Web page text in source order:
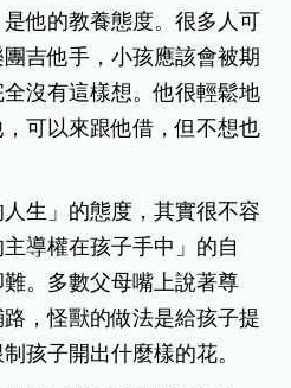
他的教養態度。很多人可
吉他手，小孩應該會被期
沒有這樣想。他很輕鬆地
可以來跟他借，但不想也
生」的態度，其實很不容
導權在孩子手中」的自
。多數父母嘴上說著尊
，怪獸的做法是給孩子提
孩子開出什麼樣的花。